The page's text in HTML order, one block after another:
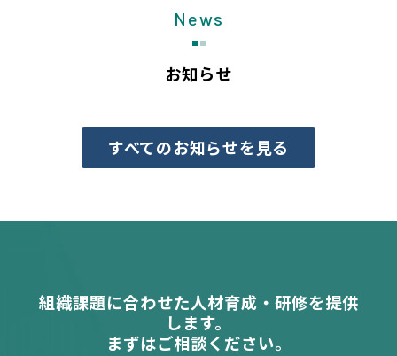
News
お知らせ
すべてのお知らせを見る
組織課題に合わせた人材育成・研修を提供
します。
まずはご相談ください。